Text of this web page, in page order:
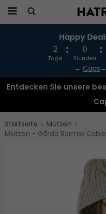
Das Produkt
Happy
2
Tage
0
Stunden
→ Caps →
Entdecken Sie unsere
Startseite
Mützen
Mützen - Gårda Bormio